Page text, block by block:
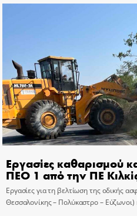
Εργασίες καθαρισμού
ΠΕΟ 1 από την ΠΕ
Εργασίες για τη βελτίωση της οδικής
Θεσσαλονίκης – Πολύκαστρο – Εύζωνοι)